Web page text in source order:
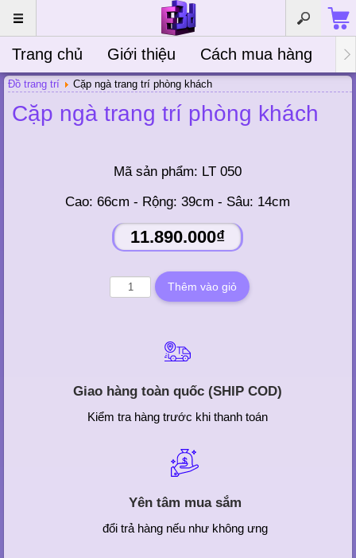
Trang chủ Giới thiệu Cách mua hàng
Đồ trang trí Cặp ngà trang trí phòng khách
Cặp ngà trang trí phòng khách
Mã sản phẩm: LT 050
Cao: 66cm - Rộng: 39cm - Sâu: 14cm
11.890.000₫
Giao hàng toàn quốc (SHIP COD)
Kiểm tra hàng trước khi thanh toán
Yên tâm mua sắm
đổi trả hàng nếu như không ưng